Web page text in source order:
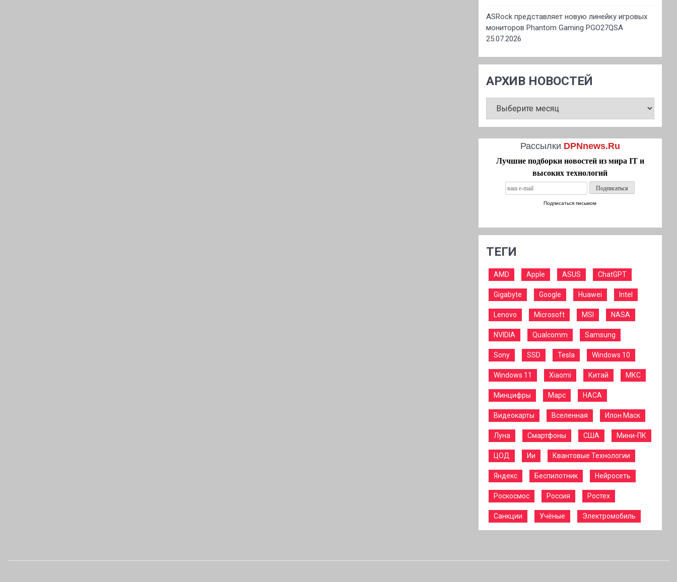
ASRock представляет новую линейку игровых
мониторов Phantom Gaming PGO27QSA
25.07.2026
АРХИВ НОВОСТЕЙ
НОВОСТЕЙ
Рассылки DPNnews.Ru
Лучшие подборки новостей из мира IT и
высоких технологий
Подписаться письмом
ТЕГИ
AMD Apple ASUS ChatGPT
Gigabyte Google Huawei Intel
Lenovo Microsoft MSI NASA
NVIDIA Qualcomm Samsung
Sony SSD Tesla Windows 10
Windows 11 Xiaomi Китай МКС
Минцифры Марс НАСА
Видеокарты Вселенная Илон Маск
Луна Смартфоны США Мини-ПК
ЦОД Ии Квантовые Технологии
Яндекс Беспилотник Нейросеть
Роскосмос Россия Ростех
Санкции Учёные Электромобиль